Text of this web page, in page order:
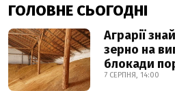
ГОЛОВНЕ СЬОГОДНІ
Аграрії
зерно на
блокади
7 СЕРПНЯ, 14:00